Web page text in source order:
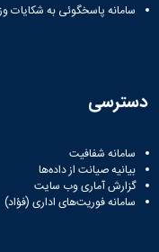
سامانه پاسخگوئی به شکایات
دسترسی
سامانه شفافیت
بیانیه صیانت از داده‌ها
گزارش آماری وب‌ سایت
سامانه فوریت‌های اداری (فؤاد)